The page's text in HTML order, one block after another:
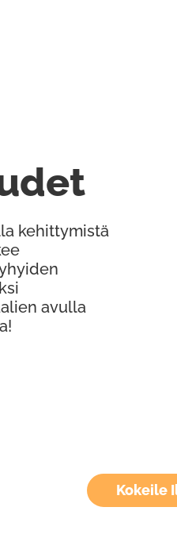
Kokeile
kehittymistä
avulla